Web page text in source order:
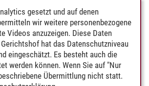
gesetzt und auf denen
wir weitere personenbezogene
Videos anzuzeigen. Diese Daten
hat das Datenschutzniveau
eingeschätzt. Es besteht auch die
werden können. Wenn Sie auf "Nur
Übermittlung nicht statt.